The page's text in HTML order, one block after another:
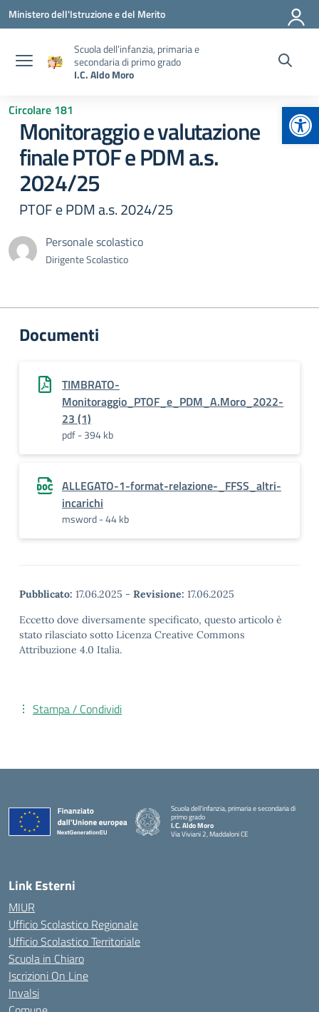
Vai ai contenuti
Vai al menu di navigazione
Vai al footer
Ministero dell'Istruzione e del Merito
Scuola dell’infanzia, primaria e
secondaria di primo grado
I.C. Aldo Moro
Circolare 181
Monitoraggio e valutazione
finale PTOF e PDM a.s.
2024/25
PTOF e PDM a.s. 2024/25
Personale scolastico
Dirigente Scolastico
Documenti
TIMBRATO-
Monitoraggio_PTOF_e_PDM_A.Moro_2022-
23 (1)
pdf - 394 kb
ALLEGATO-1-format-relazione-_FFSS_altri-
incarichi
msword - 44 kb
Pubblicato: 17.06.2025 - Revisione: 17.06.2025
Eccetto dove diversamente specificato, questo articolo è
stato rilasciato sotto Licenza Creative Commons
Attribuzione 4.0 Italia.
Stampa / Condividi
Scuola dell’infanzia, primaria e secondaria di
primo grado
I.C. Aldo Moro
Via Viviani 2, Maddaloni CE
Link Esterni
MIUR
Ufficio Scolastico Regionale
Ufficio Scolastico Territoriale
Scuola in Chiaro
Iscrizioni On Line
Invalsi